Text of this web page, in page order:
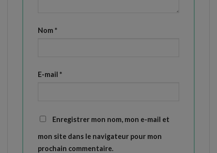
Nom *
E-mail *
Enregistrer mon nom, mon e-mail et
mon site dans le navigateur pour mon
prochain commentaire.